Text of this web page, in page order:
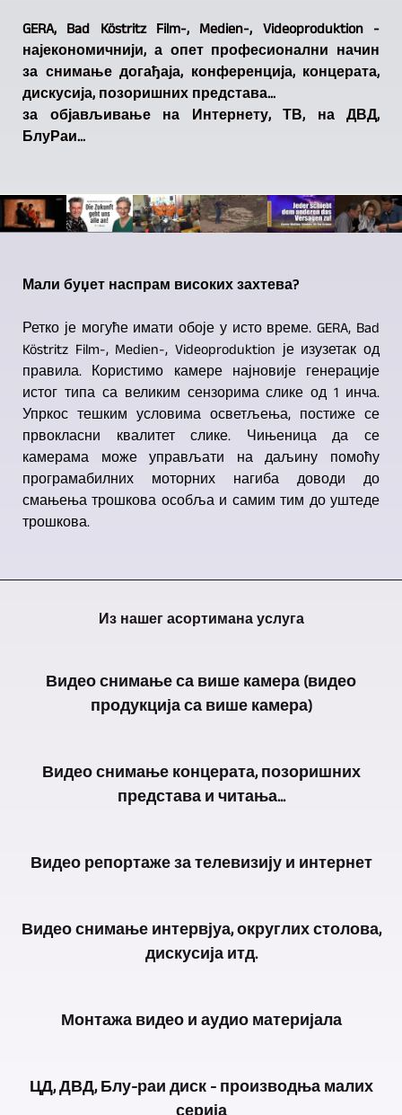
GERA, Bad Köstritz Film-, Medien-, Videoproduktion -
најекономичнији, а опет професионални начин
за снимање догађаја, конференција, концерата,
дискусија, позоришних представа...
за објављивање на Интернету, ТВ, на ДВД,
БлуРаи...
Мали буџет наспрам високих захтева?
Ретко је могуће имати обоје у исто време. GERA, Bad
Köstritz Film-, Medien-, Videoproduktion је изузетак од
правила. Користимо камере најновије генерације
истог типа са великим сензорима слике од 1 инча.
Упркос тешким условима осветљења, постиже се
првокласни квалитет слике. Чињеница да се
камерама може управљати на даљину помоћу
програмабилних моторних нагиба доводи до
смањења трошкова особља и самим тим до уштеде
трошкова.
Из нашег асортимана услуга
Видео снимање са више камера (видео
продукција са више камера)
Bad
Köstritz
Medien-,
Videoproduktion
нуди
видео
продукцију
камера.
Видео снимање концерата, позоришних
представа и читања...
видео
концерата,
позоришних
представа,
итд.
метод
Видео репортаже за телевизију и интернет
вишегодишњем
раду,
можемо
да
богато
искуство
Видео снимање интервјуа, округлих столова,
дискусија итд.
зависности
задатка,
неколико
Монтажа видео и аудио материјала
само
ЦД, ДВД, Блу-раи диск - производња малих